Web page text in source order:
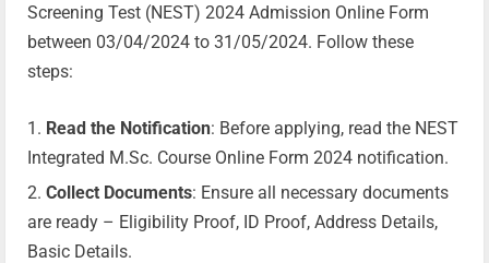
Screening Test (NEST) 2024 Admission Online Form
between 03/04/2024 to 31/05/2024. Follow these
steps:
Read the Notification: Before applying, read the NEST
Integrated M.Sc. Course Online Form 2024 notification.
Collect Documents: Ensure all necessary documents
are ready – Eligibility Proof, ID Proof, Address Details,
Basic Details.